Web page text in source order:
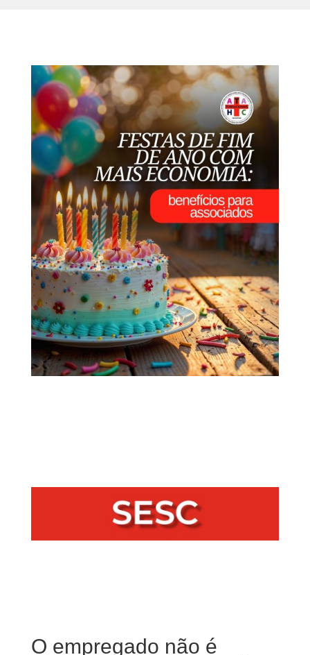
O empregado não é